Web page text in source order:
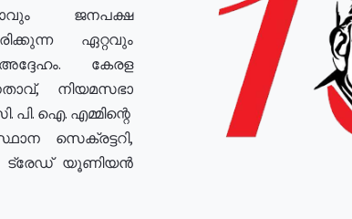
ജനപക്ഷ
ഏറ്റവും
കേരള
നിയമസഭാ
പി. ഐ. എമ്മിന്റെ
സെക്രട്ടറി,
- ട്രേഡ് യൂണിയൻ